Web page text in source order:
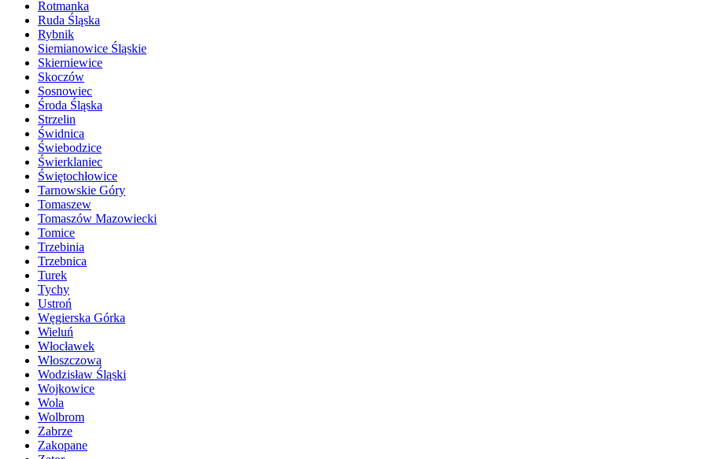
Rotmanka
Ruda Śląska
Rybnik
Siemianowice Śląskie
Skierniewice
Skoczów
Sosnowiec
Środa Śląska
Strzelin
Świdnica
Świebodzice
Świerklaniec
Świętochłowice
Tarnowskie Góry
Tomaszew
Tomaszów Mazowiecki
Tomice
Trzebinia
Trzebnica
Turek
Tychy
Ustroń
Węgierska Górka
Wieluń
Włocławek
Włoszczowa
Wodzisław Śląski
Wojkowice
Wola
Wolbrom
Zabrze
Zakopane